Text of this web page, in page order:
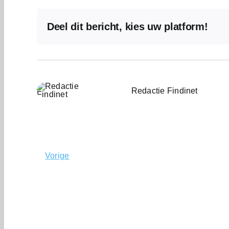
Deel dit bericht, kies uw platform!
Redactie Findinet
Vorige